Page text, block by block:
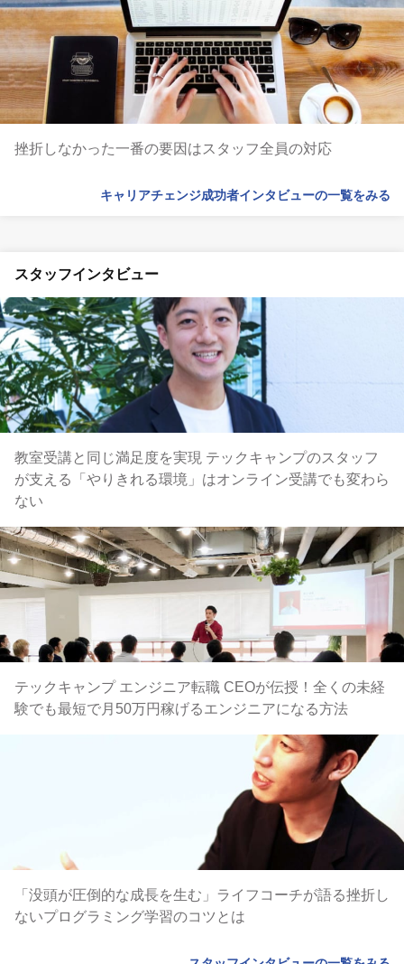
挫折しなかった一番の要因はスタッフ全員の対応
キャリアチェンジ成功者インタビューの一覧をみる
スタッフインタビュー
教室受講と同じ満足度を実現 テックキャンプのスタッフ
が支える「やりきれる環境」はオンライン受講でも変わら
ない
テックキャンプ エンジニア転職 CEOが伝授！全くの未経
験でも最短で月50万円稼げるエンジニアになる方法
「没頭が圧倒的な成長を生む」ライフコーチが語る挫折し
ないプログラミング学習のコツとは